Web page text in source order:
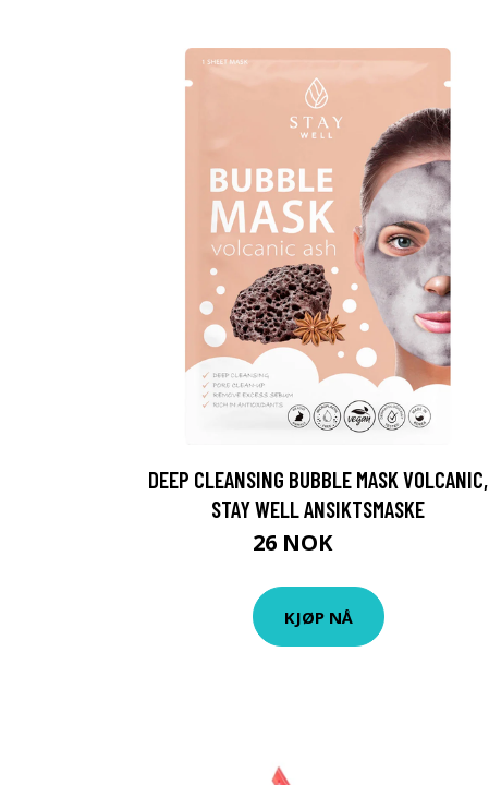
DEEP CLEANSING BUBBLE MASK VOLCANIC,
STAY WELL ANSIKTSMASKE
26 NOK
KJØP NÅ